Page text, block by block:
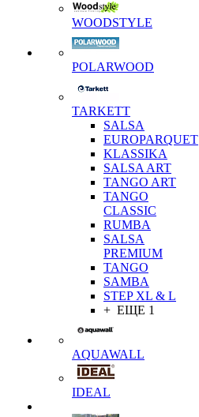
WOODSTYLE
POLARWOOD
TARKETT
SALSA
EUROPARQUET
KLASSIKA
SALSA ART
TANGO ART
TANGO
CLASSIC
RUMBA
SALSA
PREMIUM
TANGO
SAMBA
STEP XL & L
+ ЕЩЕ 1
AQUAWALL
IDEAL